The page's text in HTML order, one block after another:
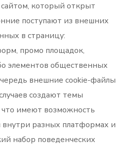
который открыт
поступают из внешних
в страницу:
промо площадок,
элементов общественных
внешние cookie-файлы
создают темы
имеют возможность
внутри разных платформах и
набор поведенческих